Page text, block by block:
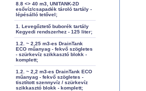
8.8 <> 40 m3, UNITANK-2D
esővíz/csapadék tároló tartály -
lépésálló tetővel;
1. Levegőztető buborék tartály
Kegyedi rendszerhez - 125 liter;
1.2. ~ 2,25 m3-es DrainTank
ECO műanyag - fekvő szögletes
- szürkevíz szikkasztó blokk -
komplett;
1.2. ~ 2,2 m3-es DrainTank ECO
műanyag - fekvő szögletes -
tisztított szennyvíz / szürkevíz
szikkasztó blokk - komplett;